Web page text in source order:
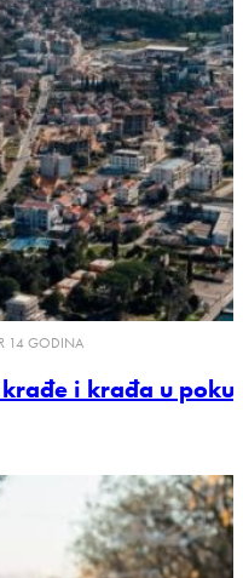
14 GODINA
i krađa u